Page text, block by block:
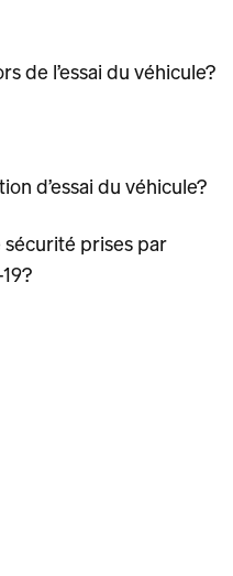
de l’essai du véhicule?
d’essai du véhicule?
sécurité prises par